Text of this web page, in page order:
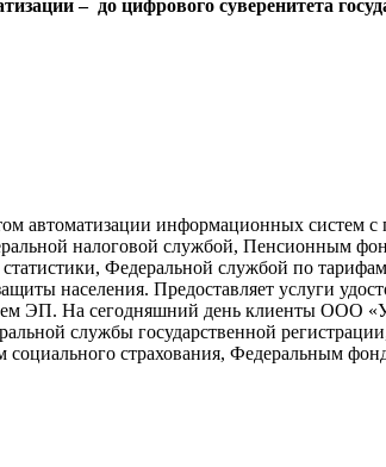
– до цифрового суверенитета
автоматизации информационных
налоговой службой, Пенсионным
статистики, Федеральной службой по
населения. Предоставляет услуги
ЭП. На сегодняшний день клиенты ООО
службы государственной
страхования, Федеральным